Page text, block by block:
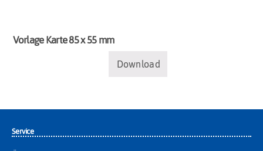
Vorlage Karte 85 x 55 mm
Download
Service